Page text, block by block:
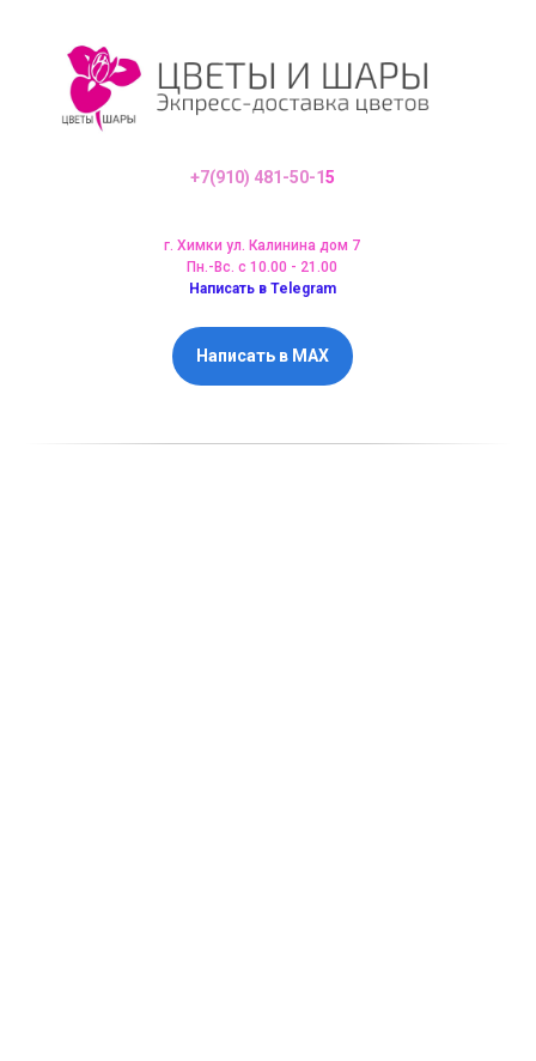
+7(910) 481-50-15
г. Химки ул. Калинина дом 7
Пн.-Вс. с 10.00 - 21.00
Написать в Telegram
Написать в MAX